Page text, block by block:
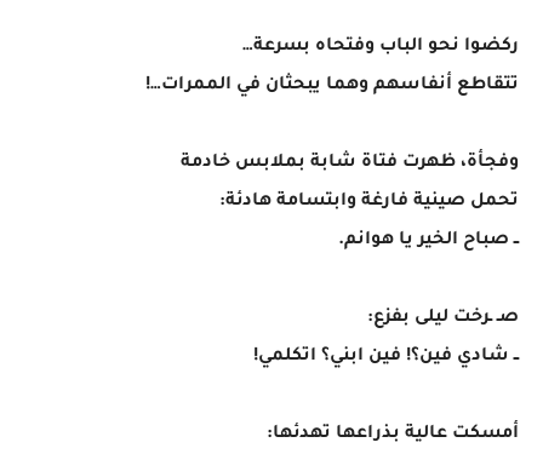
ركضوا نحو الباب وفتحاه بسرعة…
تتقاطع أنفاسهم وهما يبحثان في الممرات…!
وفجأة، ظهرت فتاة شابة بملابس خادمة
تحمل صينية فارغة وابتسامة هادئة:
ــ صباح الخير يا هوانم.
صـ ـرخت ليلى بفزع:
ــ شادي فين؟! فين ابني؟ اتكلمي!
أمسكت عالية بذراعها تهدئها: